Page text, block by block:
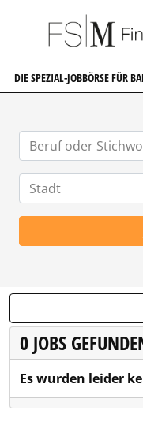
DIE SPEZIAL-JOBBÖRSE FÜR
0 JOBS
Es wurden leider